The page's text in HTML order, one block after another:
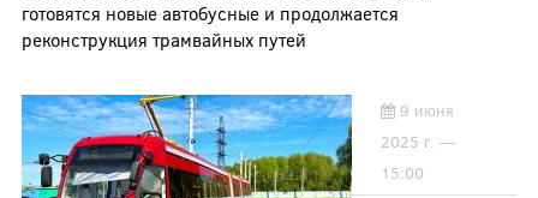
готовятся новые автобусные и продолжается
реконструкция трамвайных путей
9 июня
2025 г. —
15:00